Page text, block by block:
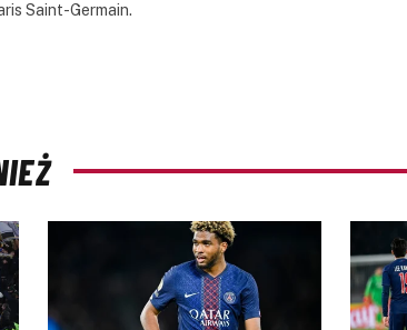
Saint-Germain.